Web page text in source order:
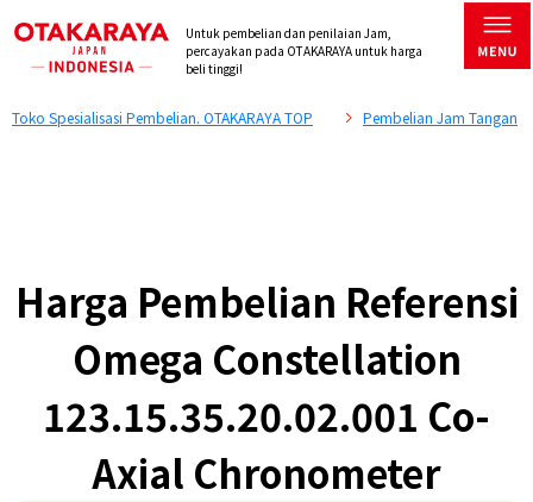
Untuk pembelian dan penilaian Jam,
percayakan pada OTAKARAYA untuk harga
beli tinggi!
Toko Spesialisasi Pembelian. OTAKARAYA TOP Pembelian Jam Tangan
Harga Pembelian Referensi
Omega Constellation
123.15.35.20.02.001 Co-
Axial Chronometer